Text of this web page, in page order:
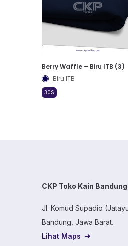
Berry Waffle – Biru ITB (3)
Biru ITB
30S
CKP Toko Kain Bandung
Jl. Komud Supadio
Bandung, Jawa Barat.
Lihat Maps